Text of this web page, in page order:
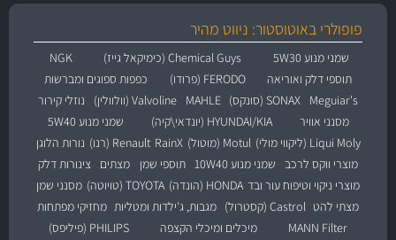
פופולרי באוטוסטור: ניווט מהיר
שמני מנוע 5W30 Chemical Guys (כימיקאל גייז)
NGK
תוספי דלק ואוריאה
FERODO (פרודו)
כפפות ספוגים ומברשות
Meguiar's
SONAX (סונקס) MAHLE Valvoline (וולוולין)
נוזלי קירור
מסנני אוויר
HYUNDAI/KIA (יונדאי\קיה)
שמני מנוע 5W40
Liqui Moly (ליקווי מולי)
Motul (מוטול) RainX Renault (רנו)
נורות הלוגן
מוצרי ווקס לרכב
שמני מנוע 10W40 תוספי שמן מצתים
צינורות דלק
מוצרי ניקוי וטיפוח עור ובד HONDA (הונדה) TOYOTA (טויוטה)
מסנני שמן
מצתי להט Castrol (קסטרול) מגבות, ג'ילדות ומטליות מחזיקי מפתחות
MANN Filter
מיכלים ומיכלי הקצפה
PHILIPS (פיליפס)